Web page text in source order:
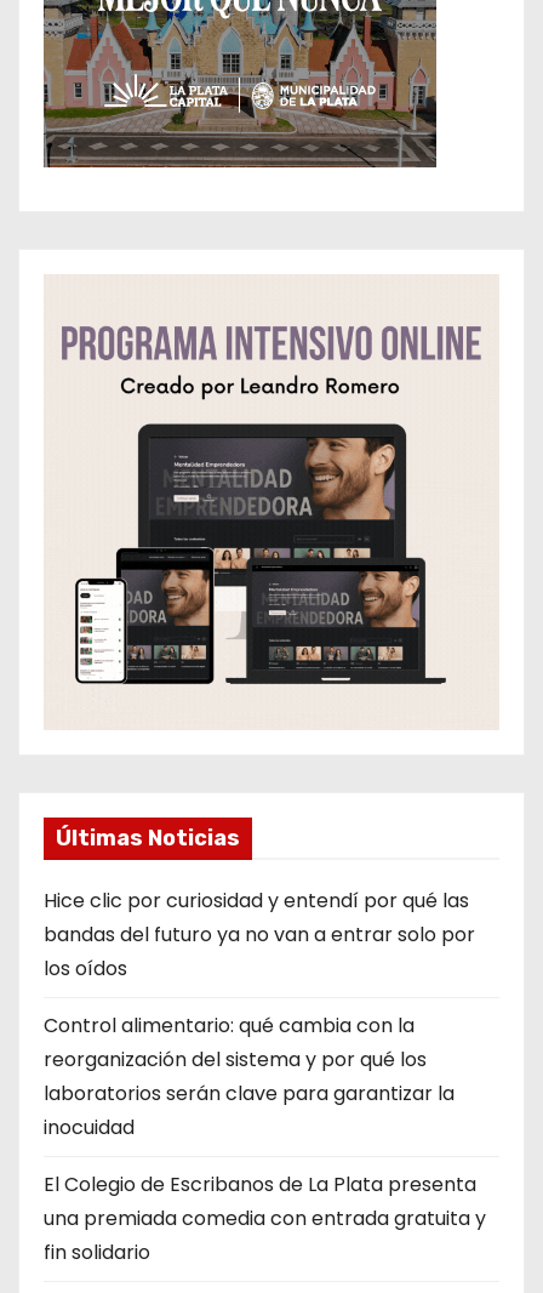
Últimas Noticias
Hice clic por curiosidad y entendí por qué las
bandas del futuro ya no van a entrar solo por
los oídos
Control alimentario: qué cambia con la
reorganización del sistema y por qué los
laboratorios serán clave para garantizar la
inocuidad
El Colegio de Escribanos de La Plata presenta
una premiada comedia con entrada gratuita y
fin solidario